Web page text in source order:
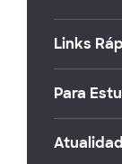
Links
Para